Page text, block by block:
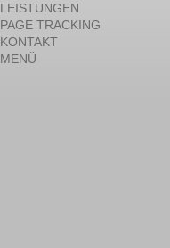
LEISTUNGEN
PAGE TRACKING
KONTAKT
MENÜ